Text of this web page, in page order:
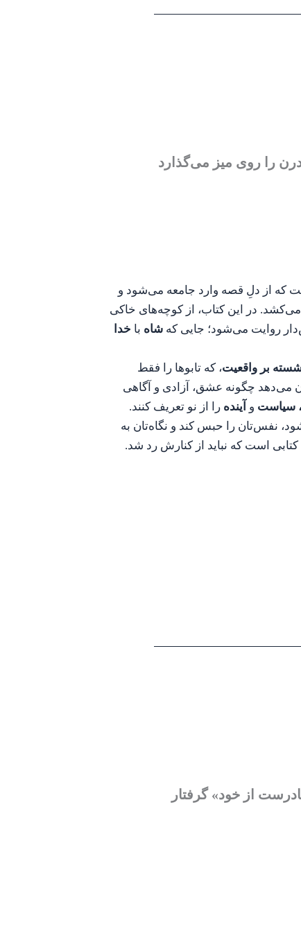
را روی میز می‌گذارد
که از دلِ قصه وارد جامعه می‌شود و
می‌کشد. در این کتاب، از کوچه‌های خاکی
روایت می‌شود؛ جایی که شاه با خدا
بر واقعیت، که تابوها را فقط
چگونه عشق، آزادی و آگاهی
سیاست و آینده را از نو تعریف کنند.
نفس‌تان را حبس کند و نگاه‌تان به
است که نباید از کنارش رد شد.
از خود» گرفتار